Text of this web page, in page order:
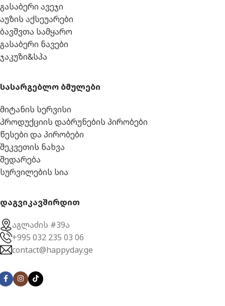
გასაბერი ავეჯი
აუზის აქსეუარები
ბავშვთა სამყარო
გასაბერი ნავები
ჯაკუზი&სპა
სასარგებლო ბმულები
მიტანის სერვისი
პროდუქციის დაბრუნების პირობები
წესები და პირობები
შეკვეთის ნახვა
შედარება
სურვილების სია
დაგვიკავშირდით
აგლაძის #39ა
+995 032 235 03 06
contact@happyday.ge